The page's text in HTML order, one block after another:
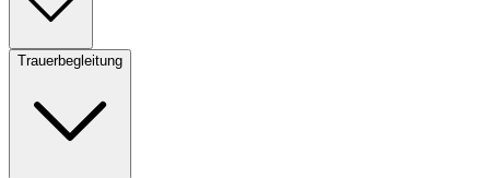
Trauerbegleitung